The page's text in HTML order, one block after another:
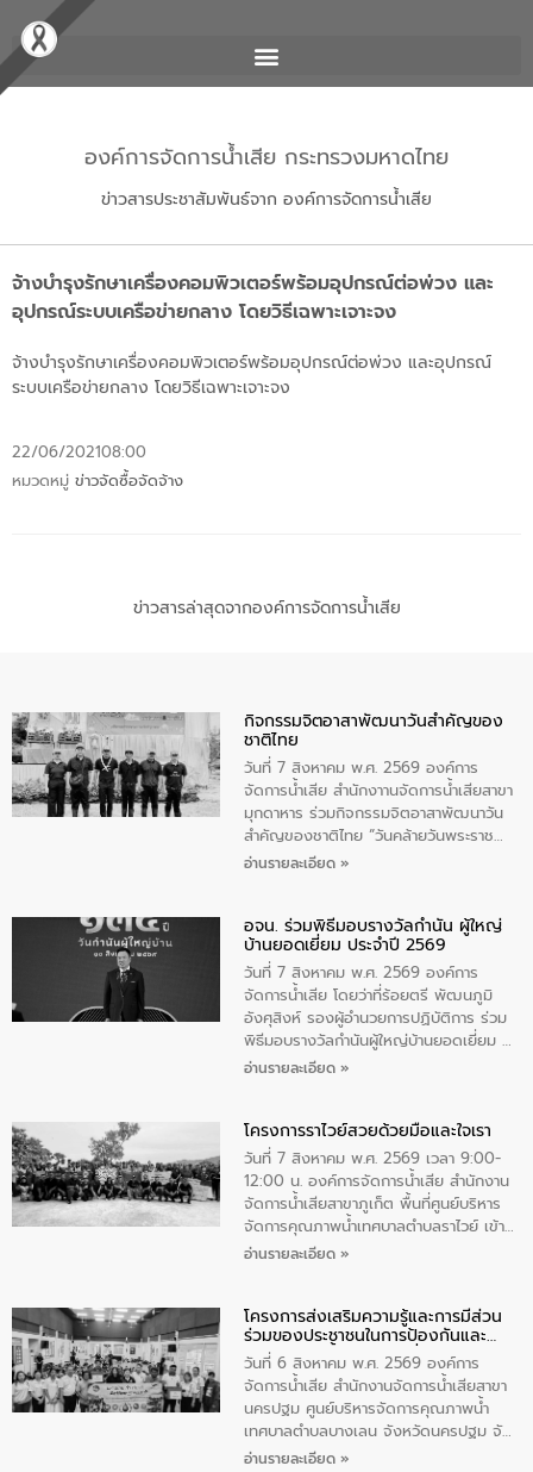
องค์การจัดการน้ำเสีย กระทรวงมหาดไทย
ข่าวสารประชาสัมพันธ์จาก องค์การจัดการน้ำเสีย
จ้างบำรุงรักษาเครื่องคอมพิวเตอร์พร้อมอุปกรณ์ต่อพ่วง และ
อุปกรณ์ระบบเครือข่ายกลาง โดยวิธีเฉพาะเจาะจง
จ้างบำรุงรักษาเครื่องคอมพิวเตอร์พร้อมอุปกรณ์ต่อพ่วง และอุปกรณ์
ระบบเครือข่ายกลาง โดยวิธีเฉพาะเจาะจง
22/06/202108:00
หมวดหมู่ ข่าวจัดซื้อจัดจ้าง
ข่าวสารล่าสุดจากองค์การจัดการน้ำเสีย
กิจกรรมจิตอาสาพัฒนาวันสําคัญของ
ชาติไทย
วันที่ 7 สิงหาคม พ.ศ. 2569 องค์การ
จัดการน้ำเสีย สำนักงาานจัดการน้ำเสียสาขา
มุกดาหาร ร่วมกิจกรรมจิตอาสาพัฒนาวัน
สําคัญของชาติไทย “วันคล้ายวันพระราช
สมภพ สมเด็จพระนางเจ้าสิริกิติ์พระบรม
ทิพย์คำ รองผู้ว่าราชการจังหวัดมุกดาหาร
เป็นประธานในพิธี ณ เรือนจําชั่วคราวนาโสก
ตําบลนาโสก อําเภอเมืองมุกดาหาร จังหวัด
มุกดาหาร โดยในกิจกรรมได้ร่วมปลูกป่า และ
ทําความสะอาดภายในบริเวณ จัดกิจกรรม
เพื่อถวายเป็นพระราชกุศล สมเด็จพระนาง
เจ้าสิริกิติ์พระบรมราชินีนาถ พระบรมราช
อ่านรายละเอียด »
อจน. ร่วมพิธีมอบรางวัลกำนัน ผู้ใหญ่
บ้านยอดเยี่ยม ประจำปี 2569
วันที่ 7 สิงหาคม พ.ศ. 2569 องค์การ
จัดการน้ำเสีย โดยว่าที่ร้อยตรี พัฒนภูมิ
อังศุสิงห์ รองผู้อำนวยการปฏิบัติการ ร่วม
พิธีมอบรางวัลกำนันผู้ใหญ่บ้านยอดเยี่ยม ณ
ทำเนียบรัฐบาล โดยมีนายอนุทิน ชาญวีรกูล
ทองคำและประกาศเกียรติคุณให้แก่ กำนัน
ผู้ใหญ่บ้านยอดเยี่ยม พร้อมกล่าวชื่นชม ให้
โอวาท และมอบนโยบาย
อ่านรายละเอียด »
โครงการราไวย์สวยด้วยมือและใจเรา
วันที่ 7 สิงหาคม พ.ศ. 2569 เวลา 9:00-
12:00 น. องค์การจัดการน้ำเสีย สำนักงาน
จัดการน้ำเสียสาขาภูเก็ต พื้นที่ศูนย์บริหาร
จัดการคุณภาพน้ำเทศบาลตำบลราไวย์ เข้า
ร่วมโครงการราไวย์สวยด้วยมือและใจเรา
ประชาชน ตัวแทนจากโรงแรมต่างๆ ในเขต
เทศบาลตำบลราไวย์ ศูนย์บริหารจัดการ
คุณภาพน้ำเทศบาลตำบลราไวย์ นำโดยนาย
น้อย แก้วเศษ ผู้จัดการสำนักงานจัดการน้ำ
เสียสาขาภูเก็ต พร้อมด้วยเจ้าหน้าที่ จำนวน
5 คน ร่วมทำกิจกรรม ทำความสะอาด
ชายหาดและแหล่งท่องเที่ยว ณ บริเวณ
อ่านรายละเอียด »
โครงการส่งเสริมความรู้และการมีส่วน
ร่วมของประชาชนในการป้องกันและ
แก้ไขปัญหาน้ำเสียอย่างยั่งยืน
วันที่ 6 สิงหาคม พ.ศ. 2569 องค์การ
จัดการน้ำเสีย สำนักงานจัดการน้ำเสียสาขา
นครปฐม ศูนย์บริหารจัดการคุณภาพน้ำ
เทศบาลตำบลบางเลน จังหวัดนครปฐม จัด
กิจกรรมภายใต้โครงการส่งเสริมความรู้และ
อ่านรายละเอียด »